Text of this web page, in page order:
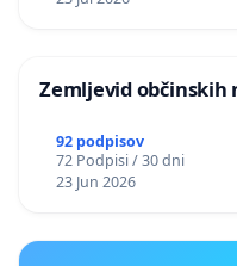
Zemljevid občinskih
92 podpisov
72 Podpisi / 30 dni
23 Jun 2026